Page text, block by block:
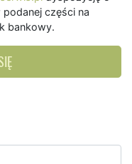
części na
bankowy.